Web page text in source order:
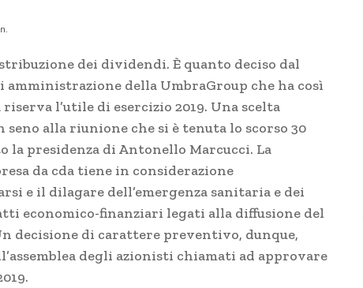
dei dividendi. È quanto deciso dal
amministrazione della UmbraGroup che ha così
l’utile di esercizio 2019. Una scelta
seno alla riunione che si è tenuta lo scorso 30
la presidenza di Antonello Marcucci. La
da cda tiene in considerazione
e il dilagare dell’emergenza sanitaria e dei
economico-finanziari legati alla diffusione del
decisione di carattere preventivo, dunque,
degli azionisti chiamati ad approvare